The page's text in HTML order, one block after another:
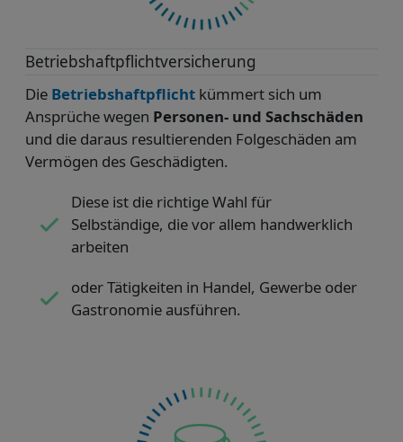
Betriebshaftpflicht­versicherung
Die Betriebshaftpflicht kümmert sich um
Ansprüche wegen Personen- und Sachschäden
und die daraus resultierenden Folgeschäden am
Vermögen des Geschädigten.
Diese ist die richtige Wahl für
Selbständige, die vor allem handwerklich
arbeiten
oder Tätigkeiten in Handel, Gewerbe oder
Gastronomie ausführen.